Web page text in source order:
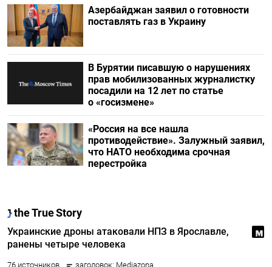
Азербайджан заявил о готовности
поставлять газ в Украину
В Бурятии писавшую о нарушениях
прав мобилизованных журналистку
посадили на 12 лет по статье
о «госизмене»
«Россия на все нашла
противодействие». Залужный заявил,
что НАТО необходима срочная
перестройка